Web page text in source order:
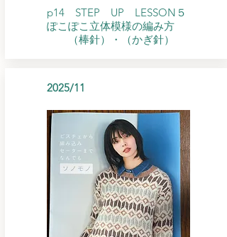
p14 STEP UP LESSON５
​ぽこぽこ立体模様の編み方
（棒針）・（かぎ針）
2025/11